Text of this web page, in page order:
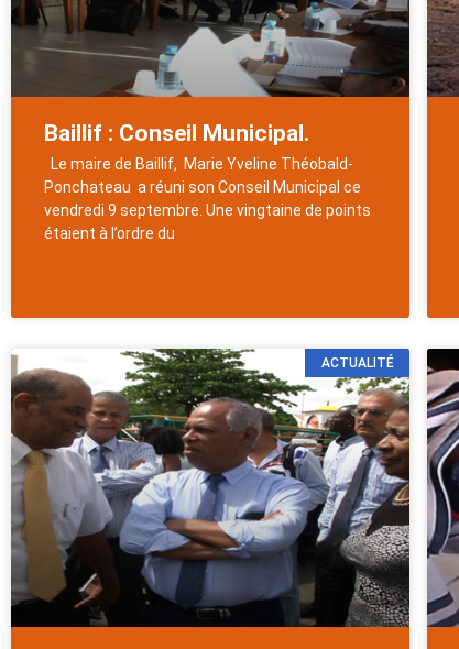
Baillif : Conseil Municipal.
Le maire de Baillif, Marie Yveline Théobald-
Ponchateau a réuni son Conseil Municipal ce
vendredi 9 septembre. Une vingtaine de points
étaient à l’ordre du
ACTUALITÉ